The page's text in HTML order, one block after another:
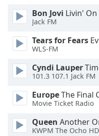
Color
Opacity
Text
Background
Color
Bon Jovi Livin'
Jack FM
Tears for Fears
WLS-FM
Cyndi Lauper
101.3 107.1 Jack FM
EuropeThe Final
Movie Ticket Radio
Queen Another
KWPM The Ocho